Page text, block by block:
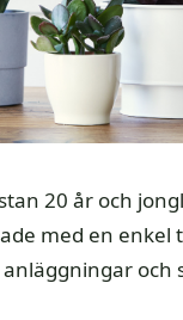
20 år och
med en
och